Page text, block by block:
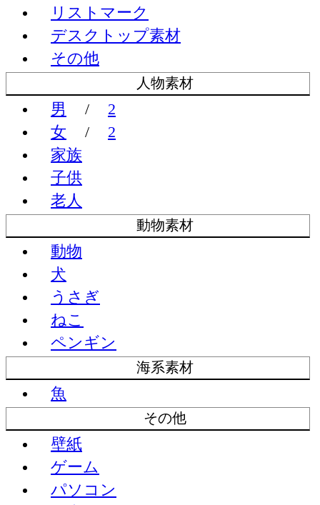
リストマーク
デスクトップ素材
その他
人物素材
男 /
2
女
/
2
家族
子供
老人
動物素材
動物
犬
うさぎ
ねこ
ペンギン
海系素材
魚
その他
壁紙
ゲーム
パソコン